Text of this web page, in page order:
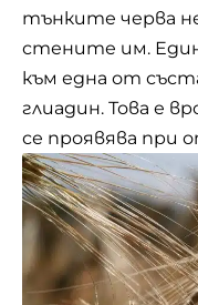
тънките черва
стените им. Един
към една от
глиадин. Това е
се проявява при